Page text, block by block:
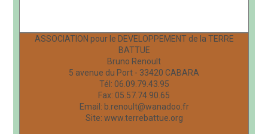
ASSOCIATION pour le DEVELOPPEMENT de la TERRE
BATTUE
Bruno Renoult
5 avenue du Port - 33420 CABARA
Tél: 06.09.79.43.95
Fax: 05.57.74.90.65
Email: b.renoult@wanadoo.fr
Site: www.terrebattue.org